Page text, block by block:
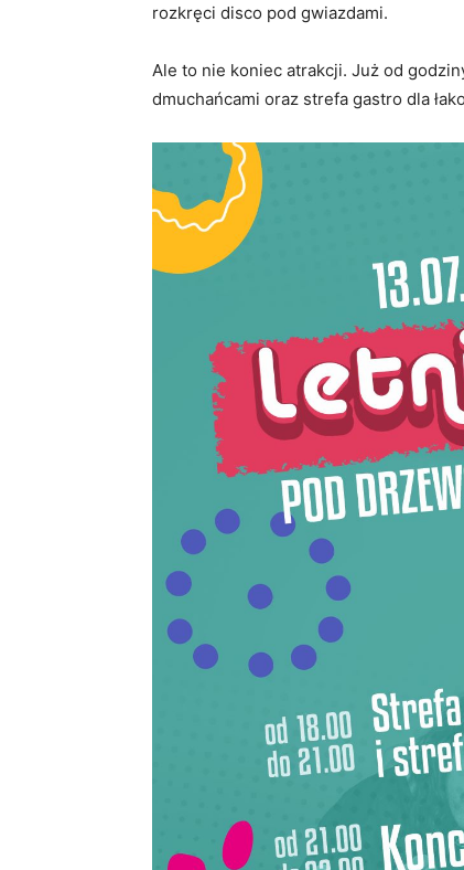
rozkręci disco pod gwiazdami.
Ale to nie koniec atrakcji. Już od
dmuchańcami oraz strefa gastro dla